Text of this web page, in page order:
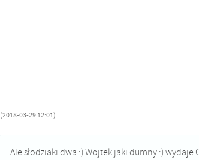
(2018-03-29 12:01)
Ale słodziaki dwa :) Wojtek jaki dumny :) wydaje